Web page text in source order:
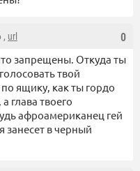
0
, url
запрещены. Откуда ты
твой
ящику, как ты гордо
глава твоего
афроамериканец гей
занесет в черный